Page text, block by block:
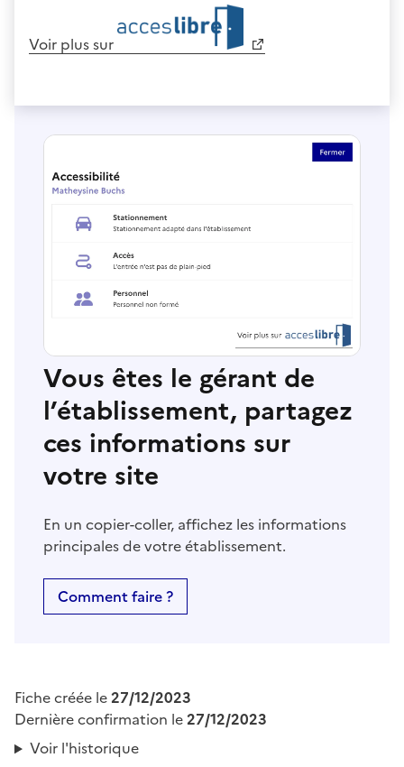
Voir plus sur
Vous êtes le gérant de
l’établissement, partagez
ces informations sur
votre site
En un copier-coller, affichez les informations
principales de votre établissement.
Comment faire ?
Fiche créée le27/12/2023
Dernière confirmation le27/12/2023
Voir l'historique